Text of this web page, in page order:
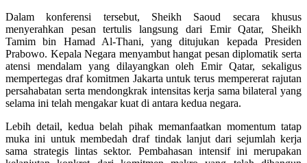
Dalam konferensi tersebut, Sheikh Saoud secara khusus
menyerahkan pesan tertulis langsung dari Emir Qatar, Sheikh
Tamim bin Hamad Al-Thani, yang ditujukan kepada Presiden
Prabowo. Kepala Negara menyambut hangat pesan diplomatik serta
atensi mendalam yang dilayangkan oleh Emir Qatar, sekaligus
mempertegas draf komitmen Jakarta untuk terus mempererat rajutan
persahabatan serta mendongkrak intensitas kerja sama bilateral yang
selama ini telah mengakar kuat di antara kedua negara.
Lebih detail, kedua belah pihak memanfaatkan momentum tatap
muka ini untuk membedah draf tindak lanjut dari sejumlah kerja
sama strategis lintas sektor. Pembahasan intensif ini merupakan